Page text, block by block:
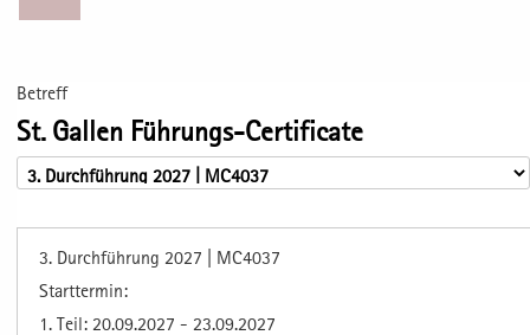
Betreff
St. Gallen Führungs-Certificate
3. Durchführung 2027 | MC4037
Starttermin:
1. Teil: 20.09.2027 - 23.09.2027